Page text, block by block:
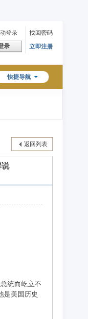
登录
找回密码
录 立即注册
快捷导航
返回列表
说
统而屹立不
是美国历史